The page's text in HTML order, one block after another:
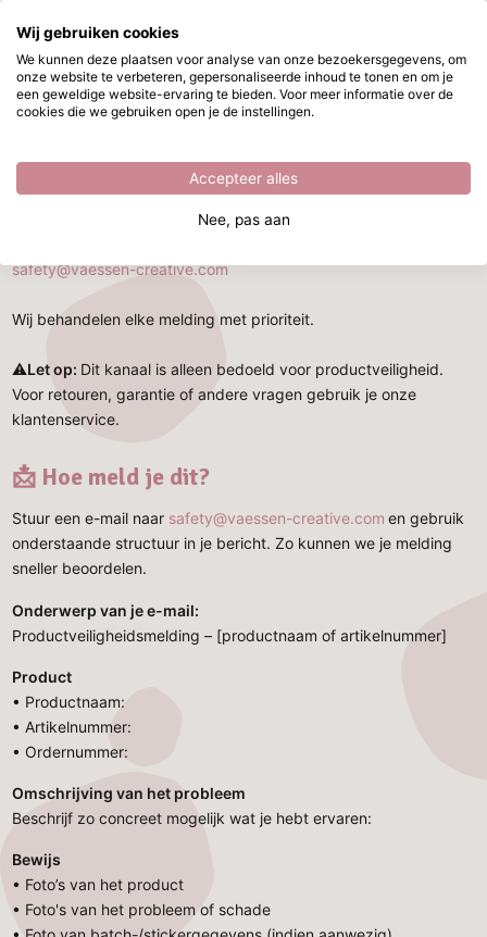
Ga naar hoofdinhoud
Direct uit voorraad leverbaar
Productveiligheid en meldingen
Productveiligheid en meldingen
Heb je een mogelijk veiligheidsprobleem met een product dat je
safety@vaessen-creative.com
Wij behandelen elke melding met prioriteit.
⚠️⁠Let op: Dit kanaal is alleen bedoeld voor productveiligheid.
Voor retouren, garantie of andere vragen gebruik je onze
klantenservice.
📩 Hoe meld je dit?
Stuur een e-mail naar safety@vaessen-creative.com en gebruik
onderstaande structuur in je bericht. Zo kunnen we je melding
sneller beoordelen.
Onderwerp van je e-mail:
Productveiligheidsmelding – [productnaam of artikelnummer]
Product
• Productnaam:
• Artikelnummer:
• Ordernummer:
Omschrijving van het probleem
Beschrijf zo concreet mogelijk wat je hebt ervaren:
Bewijs
• Foto’s van het product
• Foto's van het probleem of schade
Wij gebruiken cookies
We kunnen deze plaatsen voor analyse van onze bezoekersgegevens, om
onze website te verbeteren, gepersonaliseerde inhoud te tonen en om je
een geweldige website-ervaring te bieden. Voor meer informatie over de
cookies die we gebruiken open je de instellingen.
Accepteer alles
Nee, pas aan